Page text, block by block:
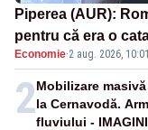
Piperea (AUR):
pentru că era o
pensii
Economie·2 aug. 2026, 10:01
2Mobilizare
la Cernavodă.
fluviului - IMAGINI